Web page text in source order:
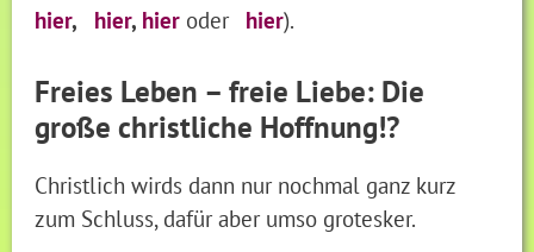
hier, hier, hier oder hier).
Freies Leben – freie Liebe: Die
große christliche Hoffnung!?
Christlich wirds dann nur nochmal ganz kurz
zum Schluss, dafür aber umso grotesker.